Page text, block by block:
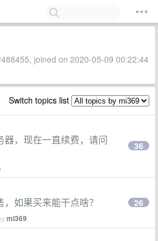
joined on 2020-05-09 00:22:44
Switch topics list
，现在一直续费，请问
36
如果买来能干点啥？
mi369
26